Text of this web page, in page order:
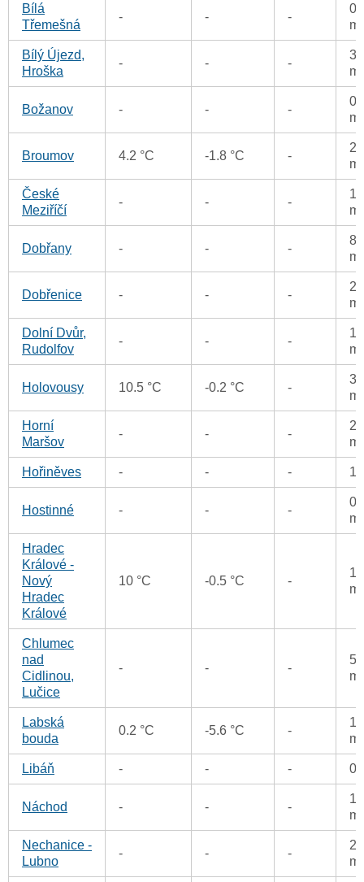
Bílá
Třemešná
- - -
Bílý Újezd,
Hroška
- - -
Božanov - - -
Broumov 4.2 °C -1.8 °C -
České
Meziříčí
- - -
Dobřany - - -
Dobřenice - - -
Dolní Dvůr,
Rudolfov
- - -
Holovousy 10.5 °C -0.2 °C -
Horní
Maršov
- - -
Hořiněves - - - 1
Hostinné - - -
Hradec
Králové -
Nový
Hradec
Králové
10 °C -0.5 °C -
Chlumec
nad
Cidlinou,
Lučice
- - -
Labská
bouda
0.2 °C -5.6 °C -
Libáň - - - 0
Náchod - - -
Nechanice -
Lubno
- - -